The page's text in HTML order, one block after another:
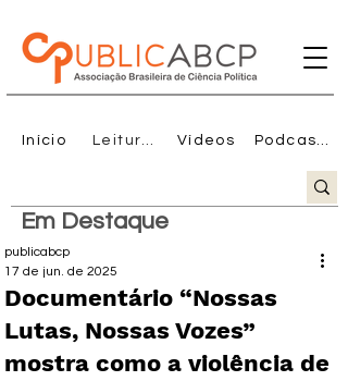
Início Vídeos
Em Destaque
Documentário “Nossas
Lutas, Nossas Vozes”
mostra como a violência de
publicabcp
17 de jun. de 2025